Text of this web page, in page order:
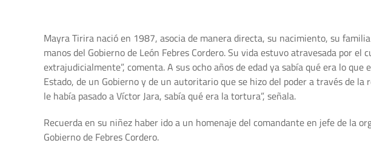
Mayra Tirira nació en 1987, asocia de manera directa, su nacimiento, su
manos del Gobierno de León Febres Cordero. Su vida estuvo atravesada por
extrajudicialmente”, comenta. A sus ocho años de edad ya sabía qué era lo
Estado, de un Gobierno y de un autoritario que se hizo del poder a través de
le había pasado a Víctor Jara, sabía qué era la tortura”, señala.
Recuerda en su niñez haber ido a un homenaje del comandante en jefe de la
Gobierno de Febres Cordero.